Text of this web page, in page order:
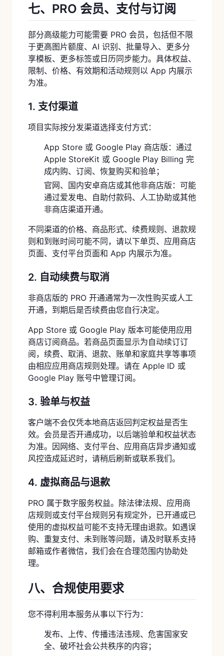
七、PRO 会员、支付与订阅
部分高级能力可能需要 PRO 会员，包括但不限
于更高图片额度、AI 识别、批量导入、更多分
享模板、更多标签或日历同步能力。具体权益、
限制、价格、有效期和活动规则以 App 内展示
为准。
1. 支付渠道
项目实际按分发渠道选择支付方式：
App Store 或 Google Play 商店版：通过
Apple StoreKit 或 Google Play Billing 完
成内购、订阅、恢复购买和验单；
官网、国内安卓商店或其他非商店版：可能
通过爱发电、自助付款码、人工协助或其他
非商店渠道开通。
不同渠道的价格、商品形式、续费规则、退款规
则和到账时间可能不同，请以下单页、应用商店
页面、支付平台页面和 App 内展示为准。
2. 自动续费与取消
非商店版的 PRO 开通通常为一次性购买或人工
开通，到期后是否续费由您自行决定。
App Store 或 Google Play 版本可能使用应用
商店订阅商品。若商品页面显示为自动续订订
阅，续费、取消、退款、账单和家庭共享等事项
由相应应用商店规则处理。请在 Apple ID 或
Google Play 账号中管理订阅。
3. 验单与权益
客户端不会仅凭本地商店返回判定权益是否生
效。会员是否开通成功，以后端验单和权益状态
为准。因网络、支付平台、应用商店异步通知或
风控造成延迟时，请稍后刷新或联系我们。
4. 虚拟商品与退款
PRO 属于数字服务权益。除法律法规、应用商
店规则或支付平台规则另有规定外，已开通或已
使用的虚拟权益可能不支持无理由退款。如遇误
购、重复支付、未到账等问题，请及时联系支持
邮箱或作者微信，我们会在合理范围内协助处
理。
八、合规使用要求
您不得利用本服务从事以下行为：
发布、上传、传播违法违规、危害国家安
全、破坏社会公共秩序的内容；